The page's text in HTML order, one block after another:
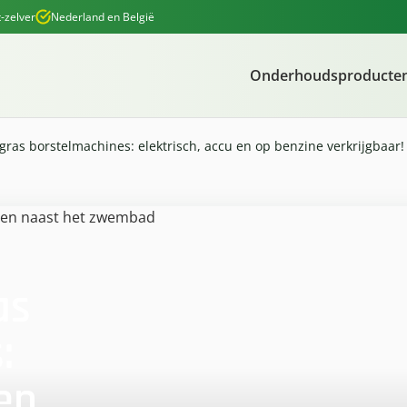
zelver Nederland en België
borstelmachines: elektrisch, accu en op benzine verkrijgbaar!